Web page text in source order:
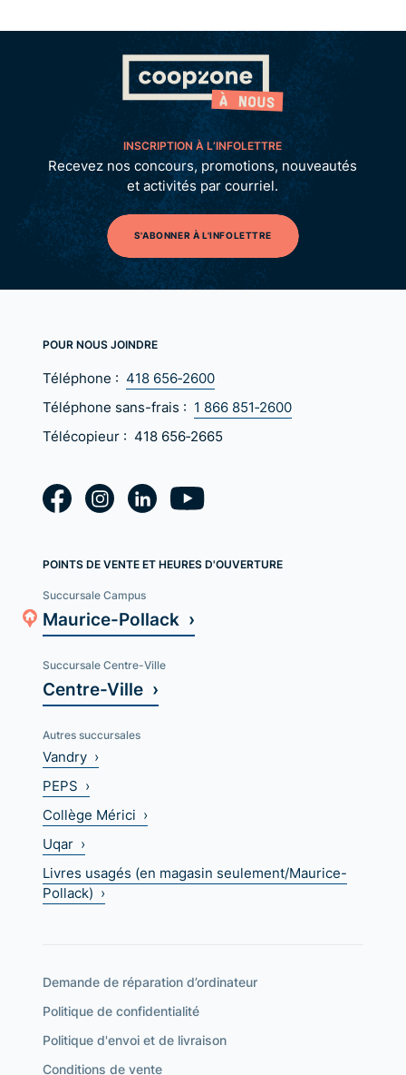
INSCRIPTION À L’INFOLETTRE
Recevez nos concours, promotions, nouveautés
et activités par courriel.
S'ABONNER À L'INFOLETTRE
POUR NOUS JOINDRE
Téléphone : 418 656‑2600
Téléphone sans-frais : 1 866 851‑2600
Télécopieur : 418 656‑2665
POINTS DE VENTE ET HEURES D'OUVERTURE
Succursale Campus
Maurice-Pollack ›
Succursale Centre-Ville
Centre-Ville ›
Autres succursales
Vandry ›
PEPS ›
Collège Mérici ›
Uqar ›
Livres usagés (en magasin seulement/Maurice-
Pollack) ›
Demande de réparation d’ordinateur
Politique de confidentialité
Politique d'envoi et de livraison
Conditions de vente